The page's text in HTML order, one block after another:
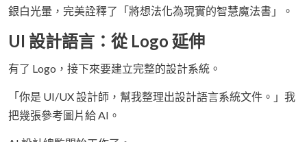
銀白光暈，完美詮釋了「將想法化為現實的智慧魔法書」。
UI 設計語言：從 Logo 延伸
有了 Logo，接下來要建立完整的設計系統。
「你是 UI/UX 設計師，幫我整理出設計語言系統文件。」我
把幾張參考圖片給 AI。